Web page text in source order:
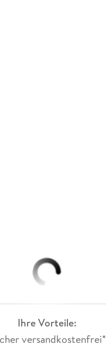
Ihre Vorteile:
versandkostenfrei*